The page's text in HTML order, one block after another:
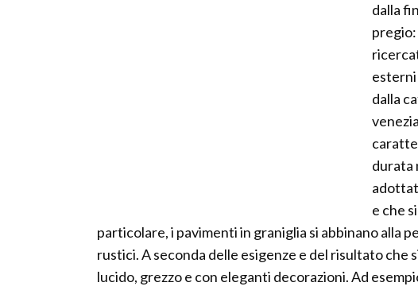
dalla
esterni
dalla
durata
e che
particolare, i pavimenti in graniglia si abbinano alla
rustici. A seconda delle esigenze e del risultato
lucido, grezzo e con eleganti decorazioni. Ad